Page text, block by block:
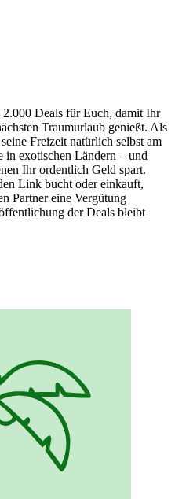
Deals für Euch, damit Ihr
Traumurlaub genießt. Als
Freizeit natürlich selbst am
in exotischen Ländern – und
Ihr ordentlich Geld spart.
Link bucht oder einkauft,
Partner eine Vergütung
der Deals bleibt